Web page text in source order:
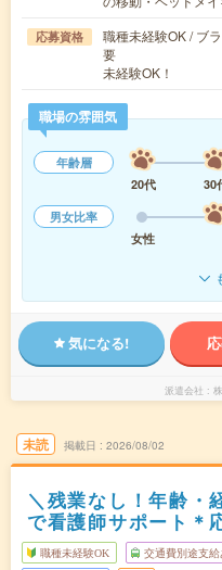
応募資格
職種未経験OK / ブ
要
未経験OK！
職場の雰囲気
年齢層
20代
30
男女比率
女性
気になる!
派遣会社
未読 掲載日 2026/08/02
＼残業なし！年齢・
で看護師サポート＊
職種未経験OK 交通費別途支給